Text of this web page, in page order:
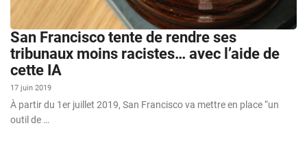
San Francisco tente de rendre ses
tribunaux moins racistes… avec l’aide de
cette IA
17 juin 2019
À partir du 1er juillet 2019, San Francisco va mettre en place “un
outil de …